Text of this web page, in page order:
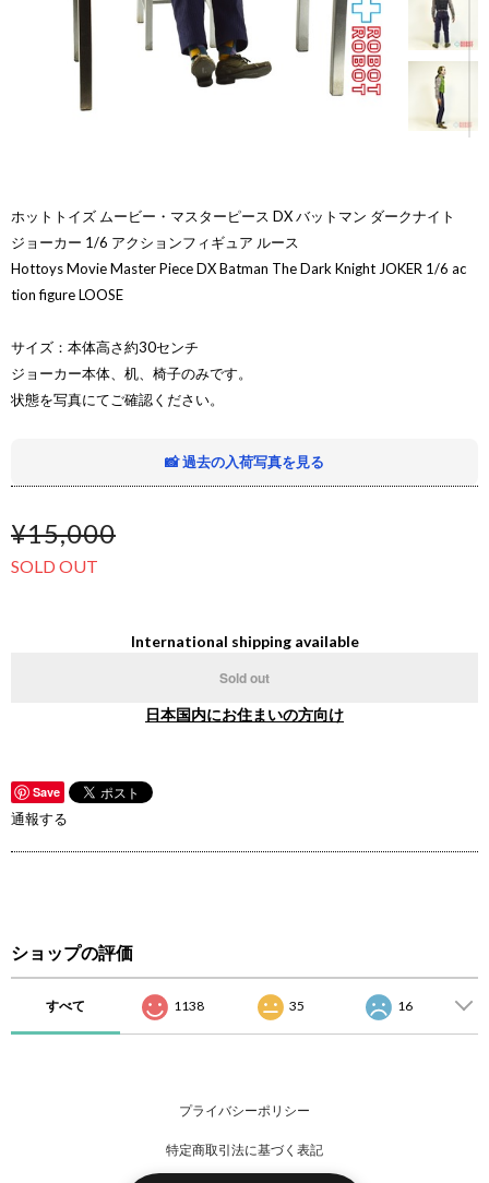
ホットトイズ ムービー・マスターピース DX バットマン ダークナイト
ジョーカー 1/6 アクションフィギュア ルース
Hottoys Movie Master Piece DX Batman The Dark Knight JOKER 1/6 ac
tion figure LOOSE
サイズ：本体高さ約30センチ
ジョーカー本体、机、椅子のみです。
状態を写真にてご確認ください。
📸 過去の入荷写真を見る
¥15,000
SOLD OUT
International shipping available
Sold out
日本国内にお住まいの方向け
Save
通報する
ショップの評価
すべて 1138 35 16
プライバシーポリシー
特定商取引法に基づく表記